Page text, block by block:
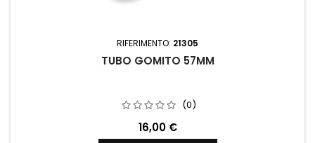
RIFERIMENTO: 21305
TUBO GOMITO 57MM
(0)
16,00 €